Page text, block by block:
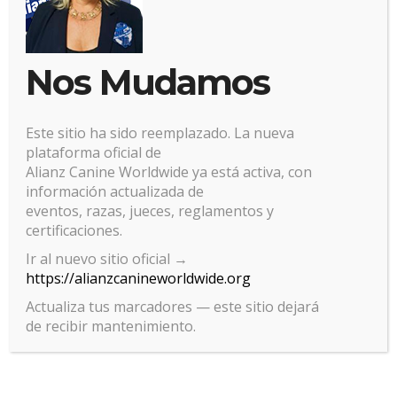
Gestionar el consentimiento
de las cookies
Para ofrecer las mejores experiencias, utilizamos tecnologías como las
cookies para almacenar y/o acceder a la información del dispositivo. El
Nos Mudamos
Este sitio ha sido reemplazado. La nueva
plataforma oficial de
Alianz Canine Worldwide ya está activa, con
información actualizada de
eventos, razas, jueces, reglamentos y
certificaciones.
Ir al nuevo sitio oficial →
https://alianzcanineworldwide.org
Actualiza tus marcadores — este sitio dejará
de recibir mantenimiento.